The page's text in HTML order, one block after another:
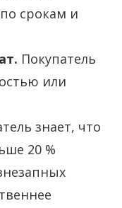
срокам и
Покупатель
или
знает, что
20 %